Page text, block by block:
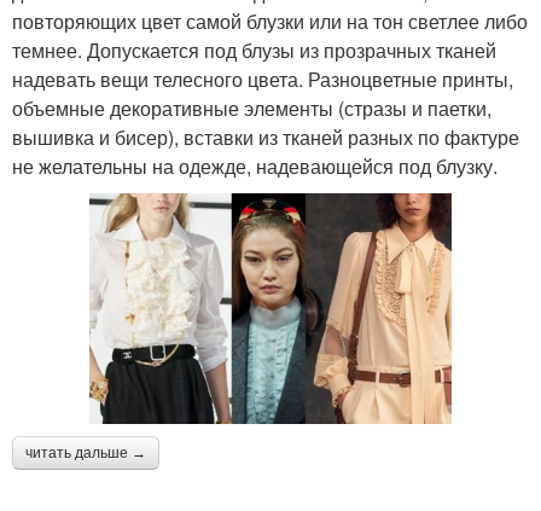
повторяющих цвет самой блузки или на тон светлее либо
темнее. Допускается под блузы из прозрачных тканей
надевать вещи телесного цвета. Разноцветные принты,
объемные декоративные элементы (стразы и паетки,
вышивка и бисер), вставки из тканей разных по фактуре
не желательны на одежде, надевающейся под блузку.
читать дальше →